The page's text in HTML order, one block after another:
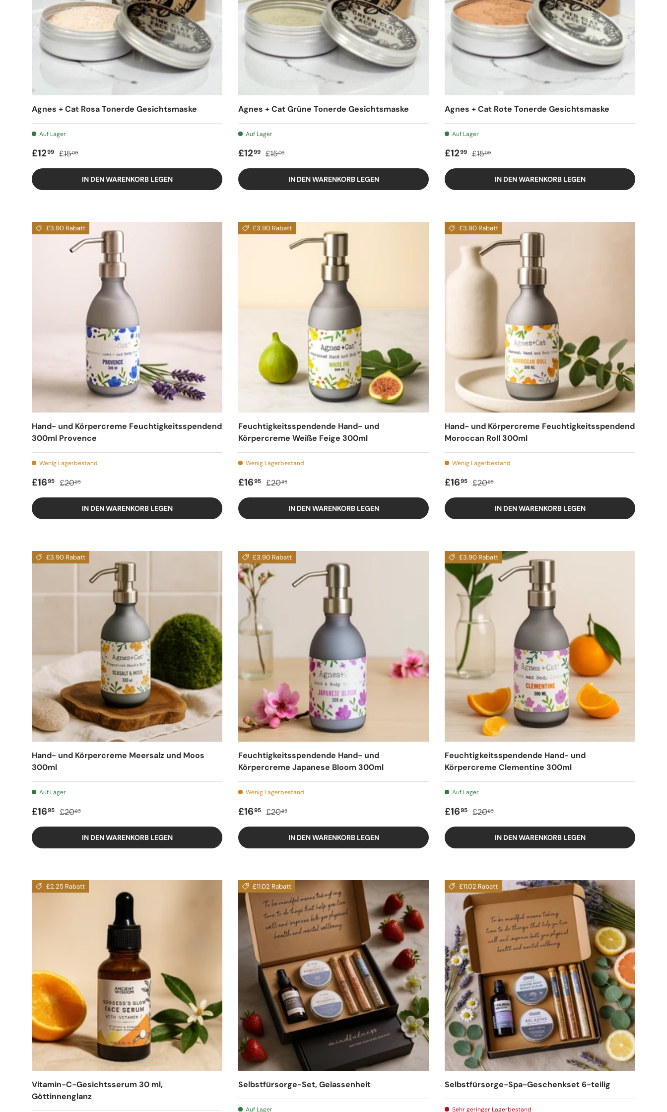
Agnes + Cat Rosa Tonerde Gesichtsmaske
Auf Lager
Verkaufspreis
£1299 Regulärer Preis
£1500
IN DEN WARENKORB LEGEN
Agnes + Cat Grüne Tonerde Gesichtsmaske
Auf Lager
Verkaufspreis
£1299 Regulärer Preis
£1500
IN DEN WARENKORB LEGEN
Agnes + Cat Rote Tonerde Gesichtsmaske
Auf Lager
Verkaufspreis
£1299 Regulärer Preis
£1500
IN DEN WARENKORB LEGEN
£3.90 Rabatt
Hand- und Körpercreme Feuchtigkeitsspendend
300ml Provence
Wenig Lagerbestand
Verkaufspreis
£1695 Regulärer Preis
£2085
IN DEN WARENKORB LEGEN
£3.90 Rabatt
Feuchtigkeitsspendende Hand- und
Körpercreme Weiße Feige 300ml
Wenig Lagerbestand
Verkaufspreis
£1695 Regulärer Preis
£2085
IN DEN WARENKORB LEGEN
£3.90 Rabatt
Hand- und Körpercreme Feuchtigkeitsspendend
Moroccan Roll 300ml
Wenig Lagerbestand
Verkaufspreis
£1695 Regulärer Preis
£2085
IN DEN WARENKORB LEGEN
£3.90 Rabatt
Hand- und Körpercreme Meersalz und Moos
300ml
Auf Lager
Verkaufspreis
£1695 Regulärer Preis
£2085
IN DEN WARENKORB LEGEN
£3.90 Rabatt
Feuchtigkeitsspendende Hand- und
Körpercreme Japanese Bloom 300ml
Wenig Lagerbestand
Verkaufspreis
£1695 Regulärer Preis
£2085
IN DEN WARENKORB LEGEN
£3.90 Rabatt
Feuchtigkeitsspendende Hand- und
Körpercreme Clementine 300ml
Auf Lager
Verkaufspreis
£1695 Regulärer Preis
£2085
IN DEN WARENKORB LEGEN
£2.25 Rabatt
Vitamin-C-Gesichtsserum 30 ml,
Göttinnenglanz
£11.02 Rabatt
Selbstfürsorge-Set, Gelassenheit
Auf Lager
£11.02 Rabatt
Selbstfürsorge-Spa-Geschenkset 6-teilig
Sehr geringer Lagerbestand